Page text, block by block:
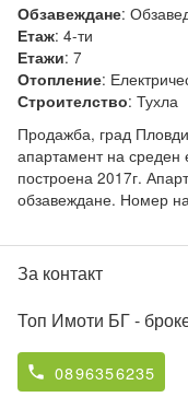
Обзавеждане:
Етаж: 4-ти
Етажи: 7
Отопление:
Строителство: Тухла
Продажба, град
апартамент на среден
построена 2017г.
За контакт
Топ Имоти БГ-
phone 0896356235